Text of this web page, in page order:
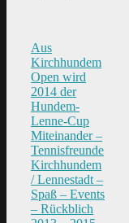
Aus
Kirchhundem
Open wird
2014 der
Hundem-
Lenne-Cup
Miteinander –
Tennisfreunde
Kirchhundem
/ Lennestadt –
Spaß – Events
– Rückblich